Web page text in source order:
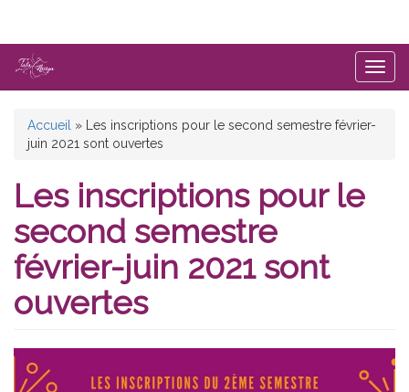
contenu
principal
Vous
êtes
ici
Accueil »
Les inscriptions pour le second semestre février-
juin 2021 sont ouvertes
Les inscriptions pour le
second semestre
février-juin 2021 sont
ouvertes